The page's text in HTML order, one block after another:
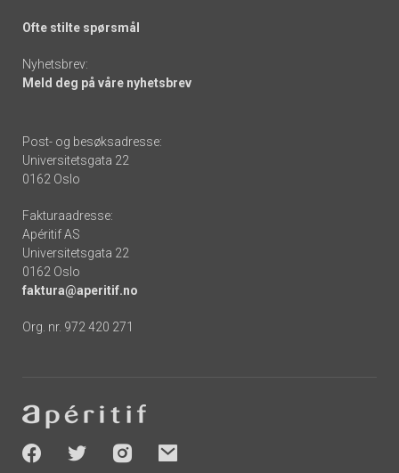
Ofte stilte spørsmål
Nyhetsbrev:
Meld deg på våre nyhetsbrev
Post- og besøksadresse:
Universitetsgata 22
0162 Oslo
Fakturaadresse:
Apéritif AS
Universitetsgata 22
0162 Oslo
faktura@aperitif.no
Org. nr. 972 420 271
-